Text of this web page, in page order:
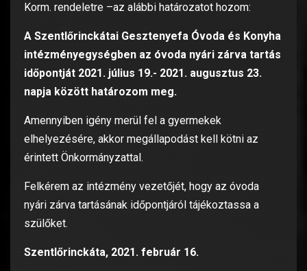
Korm. rendeletre –az alábbi határozatot hozom:
A Szentlőrinckátai Gesztenyefa Óvoda és Konyha
intézményegységben az óvoda nyári zárva tartás
időpontját 2021. július 19.- 2021. augusztus 23.
napja között határozom meg.
Amennyiben igény merül fel a gyermekek
elhelyezésére, akkor megállapodást kell kötni az
érintett Önkormányzattal.
Felkérem az intézmény vezetőjét, hogy az óvoda
nyári zárva tartásának időpontjáról tájékoztassa a
szülőket.
Szentlőrinckáta, 2021. február 16.